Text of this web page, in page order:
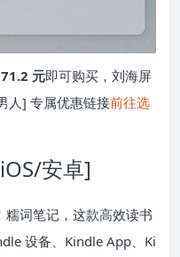
71.2 元即可购买，刘海屏
人] 专属优惠链接前往选
安卓]
词笔记，这款高效读书
设备、Kindle App、Ki